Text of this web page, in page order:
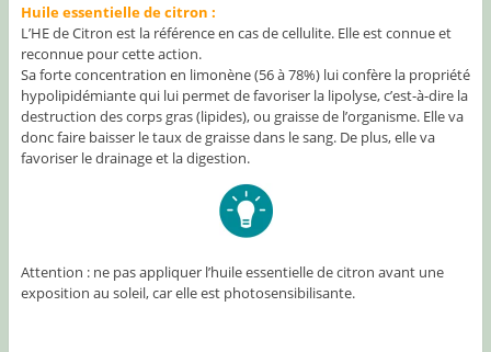
Huile essentielle de citron :
L’HE de Citron est la référence en cas de cellulite. Elle est connue et
reconnue pour cette action.
Sa forte concentration en limonène (56 à 78%) lui confère la propriété
hypolipidémiante qui lui permet de favoriser la lipolyse, c’est-à-dire la
destruction des corps gras (lipides), ou graisse de l’organisme. Elle va
donc faire baisser le taux de graisse dans le sang. De plus, elle va
favoriser le drainage et la digestion.
Attention : ne pas appliquer l’huile essentielle de citron avant une
exposition au soleil, car elle est photosensibilisante.